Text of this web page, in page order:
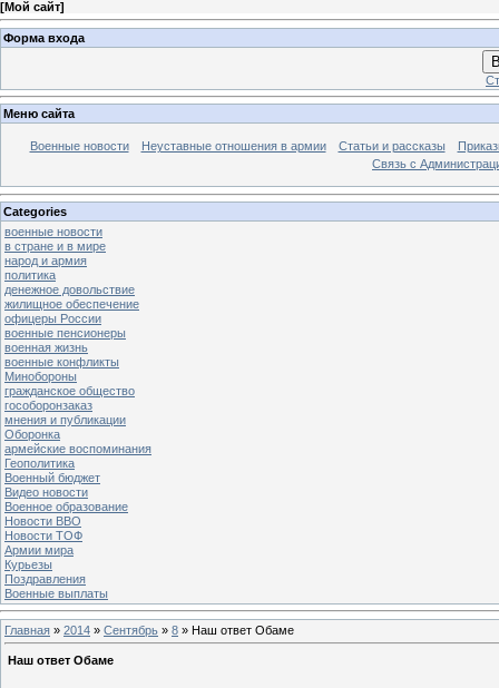
[Мой сайт]
Форма входа
Меню сайта
Военные новости Неуставные отношения в армии Статьи и рассказы
Связь с
Categories
военные новости
в стране и в мире
народ и армия
политика
денежное довольствие
жилищное обеспечение
офицеры России
военные пенсионеры
военная жизнь
военные конфликты
Минобороны
гражданское общество
гособоронзаказ
мнения и публикации
Оборонка
армейские воспоминания
Геополитика
Военный бюджет
Видео новости
Военное образование
Новости ВВО
Новости ТОФ
Армии мира
Курьезы
Поздравления
Военные выплаты
Главная » 2014 » Сентябрь » 8 » Наш ответ Обаме
Наш ответ Обаме